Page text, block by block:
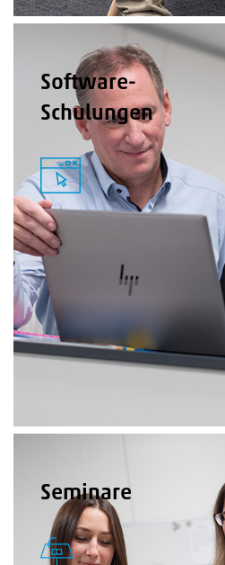
Software-
Schulungen
Seminare